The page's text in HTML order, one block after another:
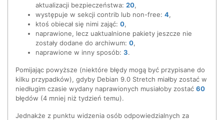
aktualizacji bezpieczeństwa: 20,
występuje w sekcji contrib lub non-free: 4,
ktoś obiecał się nimi zająć: 0,
naprawione, lecz uaktualnione pakiety jeszcze nie
zostały dodane do archiwum: 0,
naprawione w inny sposób: 3.
Pomijając powyższe (niektóre błędy mogą być przypisane do
kilku przypadków), gdyby Debian 9.0 Stretch miałby zostać w
niedługim czasie wydany naprawionych musiałoby zostać 60
błędów (4 mniej niż tydzień temu).
Jednakże z punktu widzenia osób odpowiedzialnych za